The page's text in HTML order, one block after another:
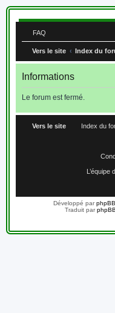
FAQ
Vers le site Index du
Informations
Le forum est fermé.
Vers le site Index du
L’équipe
Développé parphpBB
Traduit par